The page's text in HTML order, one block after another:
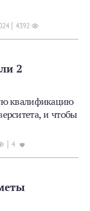
4392
2
квалификацию
и чтобы
4